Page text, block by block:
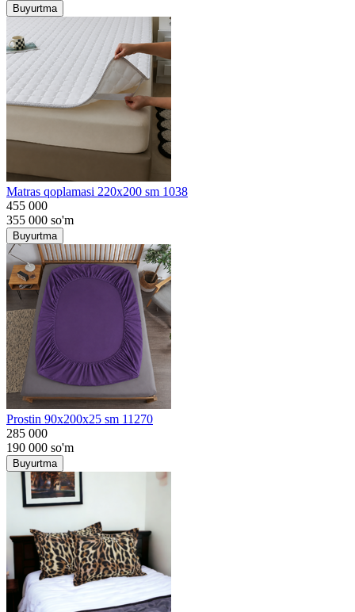
Buyurtma
Matras qoplamasi 220x200 sm 1038
455 000
355 000 so'm
Buyurtma
Prostin 90x200x25 sm 11270
285 000
190 000 so'm
Buyurtma